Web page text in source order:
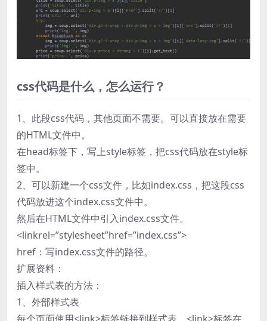
css代码是什么，怎么运行？
1、此段css代码，其他页面不需要。可以直接放在需要
的HTML文件中。
在head标签下，写上style标签，把css代码放在style标
签中。
2、可以新建一个css文件，比如index.css，把这段css
代码放进这个index.css文件中。
然后在HTML文件中引入index.css文件。
<linkrel=”stylesheet”href=”index.css”>
href：写index.css文件的路径。
扩展资料：
插入样式表的方法：
1、外部样式表
每个页面使用<link>标签链接到样式表。<link>标签在